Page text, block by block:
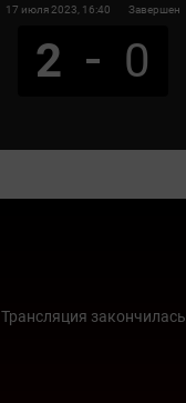
17 июля 2023 , 16:40 Завершен
2 0
Трансляция закончилась